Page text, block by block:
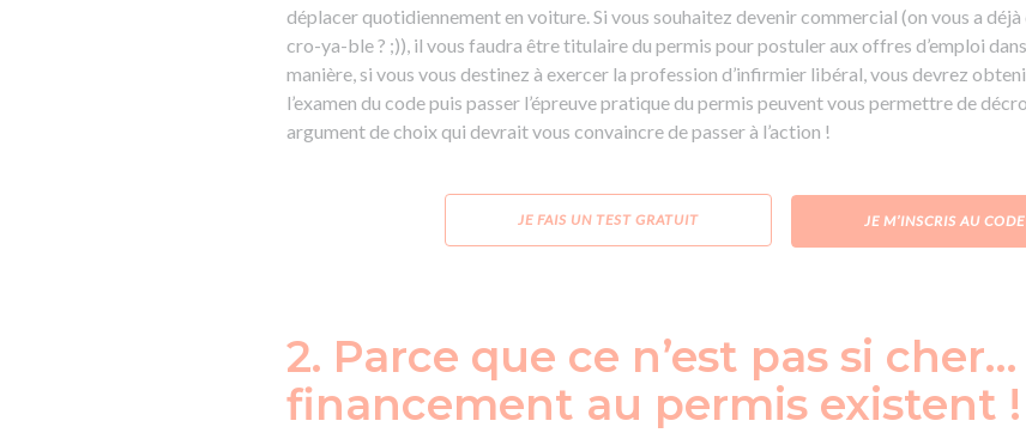
déplacer quotidiennement en voiture. Si vous souhaitez devenir commercial (on vous a
cro-ya-ble ? ;)), il vous faudra être titulaire du permis pour postuler aux offres d’emploi
manière, si vous vous destinez à exercer la profession d’infirmier libéral, vous devrez
l’examen du code puis passer l’épreuve pratique du permis peuvent vous permettre de
argument de choix qui devrait vous convaincre de passer à l’action !
JE FAIS UN TEST GRATUIT JE M’INSCRIS AU
2. Parce que ce n’est pas si
financement au permis existent !